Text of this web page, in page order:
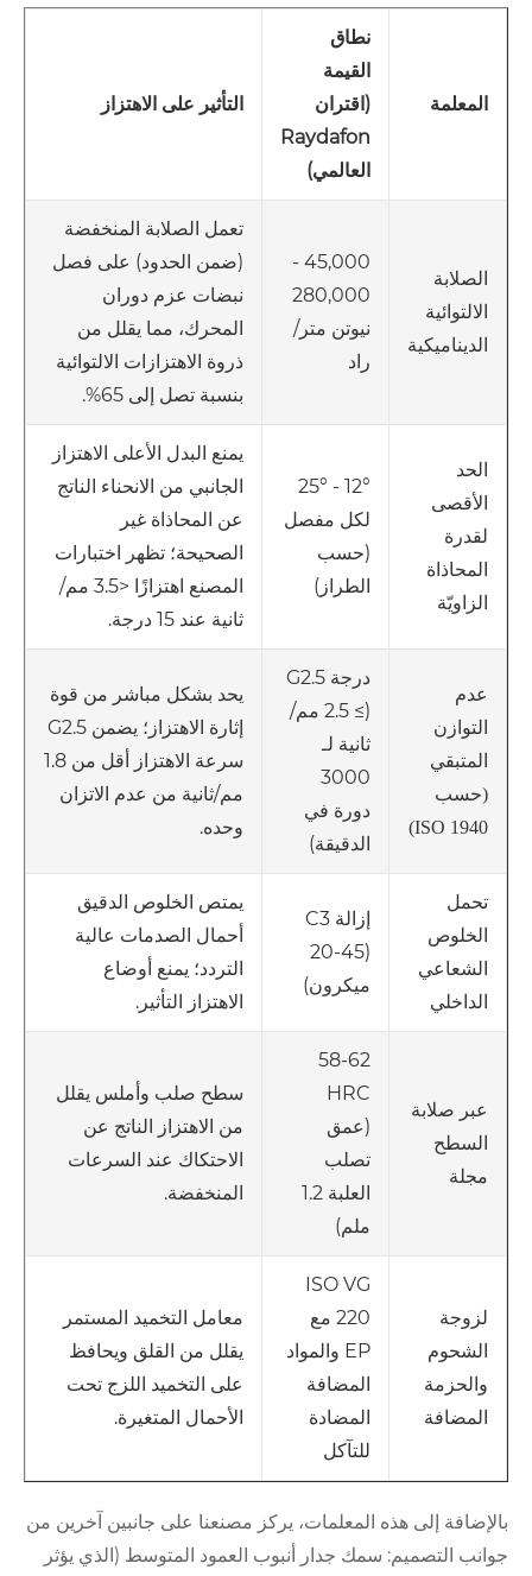
المعلمة
نطاق
القيمة
(اقتران
Raydafon
العالمي)
التأثير على الاهتزاز
الصلابة
الالتوائية
الديناميكية
45,000 -
280,000
نيوتن متر/
راد
تعمل الصلابة المنخفضة
(ضمن الحدود) على فصل
نبضات عزم دوران
المحرك، مما يقلل من
ذروة الاهتزازات الالتوائية
بنسبة تصل إلى 65%.
الحد
الأقصى
لقدرة
المحاذاة
الزاويّة
12° - 25°
لكل مفصل
(حسب
الطراز)
يمنع البدل الأعلى الاهتزاز
الجانبي من الانحناء الناتج
عن المحاذاة غير
الصحيحة؛ تظهر اختبارات
المصنع اهتزازًا <3.5 مم/
ثانية عند 15 درجة.
عدم
التوازن
المتبقي
(حسب
ISO 1940)
درجة G2.5
(≥ 2.5 مم/
ثانية لـ
3000
دورة في
الدقيقة)
يحد بشكل مباشر من قوة
إثارة الاهتزاز؛ يضمن G2.5
سرعة الاهتزاز أقل من 1.8
مم/ثانية من عدم الاتزان
وحده.
تحمل
الخلوص
الشعاعي
الداخلي
إزالة C3
(20-45
ميكرون)
يمتص الخلوص الدقيق
أحمال الصدمات عالية
التردد؛ يمنع أوضاع
الاهتزاز التأثير.
عبر صلابة
السطح
مجلة
58-62
HRC
(عمق
تصلب
العلبة 1.2
ملم)
سطح صلب وأملس يقلل
من الاهتزاز الناتج عن
الاحتكاك عند السرعات
المنخفضة.
لزوجة
الشحوم
والحزمة
المضافة
ISO VG
220 مع
EP والمواد
المضافة
المضادة
للتآكل
معامل التخميد المستمر
يقلل من القلق ويحافظ
على التخميد اللزج تحت
الأحمال المتغيرة.
بالإضافة إلى هذه المعلمات، يركز مصنعنا على جانبين آخرين من
جوانب التصميم: سمك جدار أنبوب العمود المتوسط ​​(الذي يؤثر